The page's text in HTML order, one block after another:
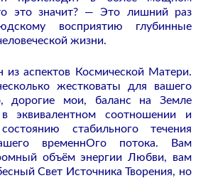
это значит? — Это лишний раз
восприятию глубинные
жизни.
из аспектов Космической Матери.
жестковаты для вашего
дорогие мои, баланс на Земле
эквивалентном соотношении и
стабильного течения
временнОго потока. Вам
объём энергии Любви, вам
Свет Источника Творения, но